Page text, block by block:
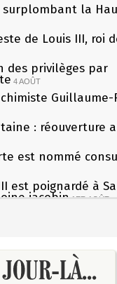
la
de Louis III, roi
des privilèges par
4 AOÛT
Guillaume-
: réouverture
est nommé
est poignardé à
jacobin 1ER AOÛT
la liberté de la
de François